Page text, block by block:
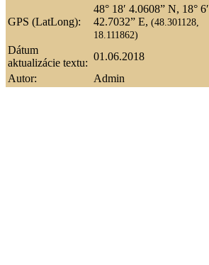
GPS (LatLong):
48° 18′ 4.0608” N, 18° 6′
42.7032” E, (48.301128,
18.111862)
Dátum
aktualizácie textu:
01.06.2018
Autor:
Admin